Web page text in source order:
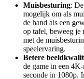
Muisbesturing:
mogelijk om als
de hand als een
op tafel, beweeg je
met de
speelervaring.
Betere
de game in een
seconde in 1080p.